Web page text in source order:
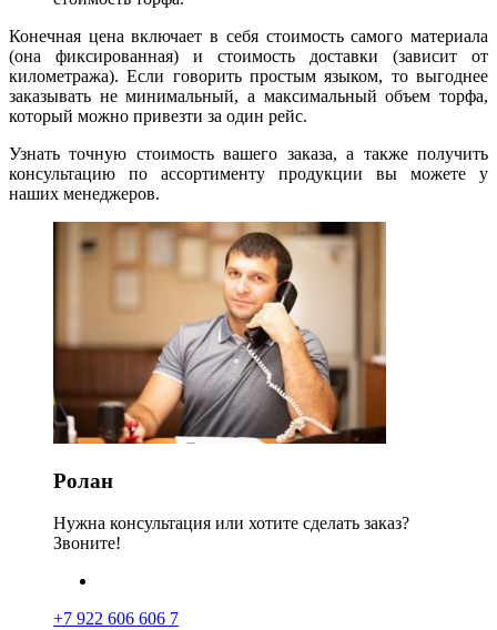
Конечная цена включает в себя стоимость самого материала
(она фиксированная) и стоимость доставки (зависит от
километража). Если говорить простым языком, то выгоднее
заказывать не минимальный, а максимальный объем торфа,
который можно привезти за один рейс.
Узнать точную стоимость вашего заказа, а также получить
консультацию по ассортименту продукции вы можете у
наших менеджеров.
Ролан
Нужна консультация или хотите сделать заказ?
Звоните!
+7 922 606 606 7